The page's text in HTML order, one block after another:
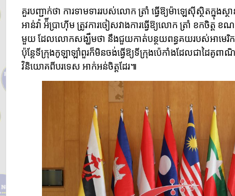
គួរបញ្ជាក់ថា ការទាមទាររបស់លោក ត្រាំ ធ្វើឱ្យម៉ាឡេស៊ីស្ថិតក្នុ
អាន់វ៉ា អ៉ីប្រាហ៊ីម ត្រូវការចៀសវាងការធ្វើឱ្យលោក ត្រាំ ខកចិត្ត
មួយ ដែលលោកសង្ឃឹមថា នឹងជួយកាត់បន្ថយពន្ធគយរបស់អាមេរិ
ប៉ុន្តែទីក្រុងកូឡាឡាំពួរក៏មិនចង់ធ្វើឱ្យទីក្រុងប៉េកាំងដែលជាដៃគូព
វិនិយោគពីបរទេស អាក់អន់ចិត្តដែរ៕